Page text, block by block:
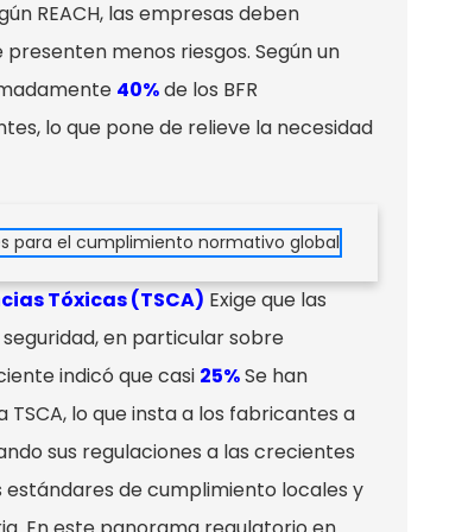
REACH, las empresas deben
menos riesgos. Según un
40%de los BFR
lo que pone de relieve la necesidad
Tóxicas (TSCA) Exige que las
en particular sobre
indicó que casi 25%Se han
lo que insta a los fabricantes a
sus regulaciones a las crecientes
de cumplimiento locales y